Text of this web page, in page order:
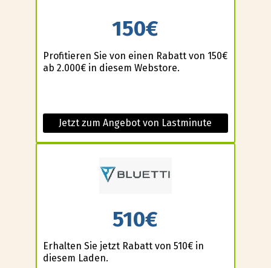
150€
Profitieren Sie von einen Rabatt von 150€
ab 2.000€ in diesem Webstore.
Jetzt zum Angebot von Lastminute
510€
Erhalten Sie jetzt Rabatt von 510€ in
diesem Laden.